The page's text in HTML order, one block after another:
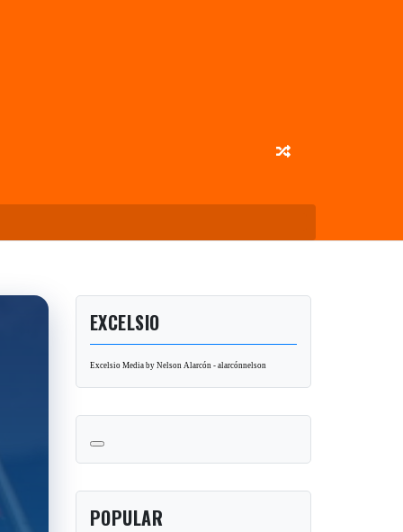
EXCELSIO
Excelsio Media by Nelson Alarcón - alarcónnelson
POPULAR